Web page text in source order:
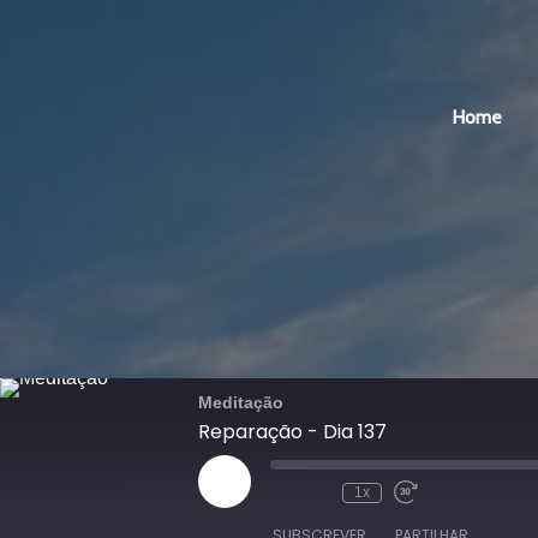
Home
Meditação
Reparação - Dia 137
Reproduzir
episódio
1x